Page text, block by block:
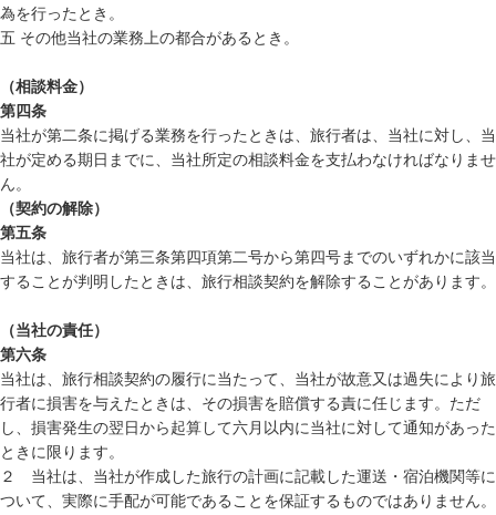
為を行ったとき。
五 その他当社の業務上の都合があるとき。
（相談料金）
第四条
当社が第二条に掲げる業務を行ったときは、旅行者は、当社に対し、当
社が定める期日までに、当社所定の相談料金を支払わなければなりませ
ん。
（契約の解除）
第五条
当社は、旅行者が第三条第四項第二号から第四号までのいずれかに該当
することが判明したときは、旅行相談契約を解除することがあります。
（当社の責任）
第六条
当社は、旅行相談契約の履行に当たって、当社が故意又は過失により旅
行者に損害を与えたときは、その損害を賠償する責に任じます。ただ
し、損害発生の翌日から起算して六月以内に当社に対して通知があった
ときに限ります。
２ 当社は、当社が作成した旅行の計画に記載した運送・宿泊機関等に
ついて、実際に手配が可能であることを保証するものではありません。